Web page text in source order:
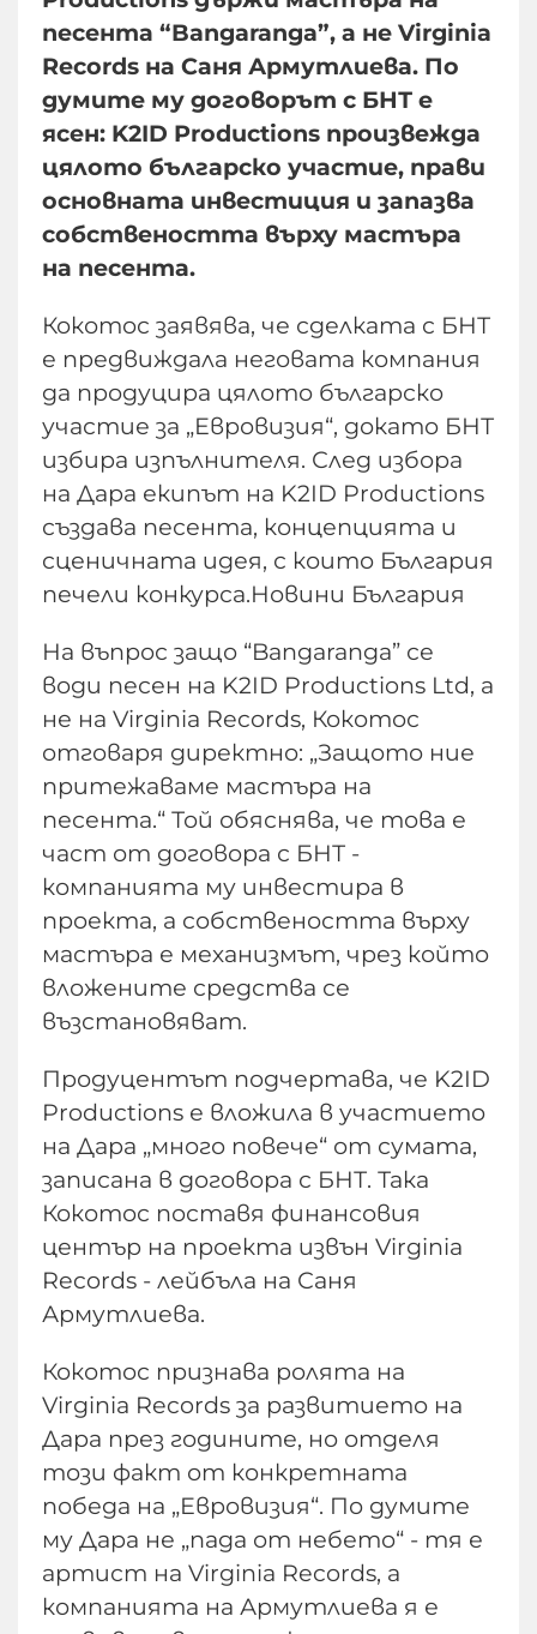
песента “Bangaranga”, а не Virginia
Records на Саня Армутлиева. По
думите му договорът с БНТ е
ясен: K2ID Productions произвежда
цялото българско участие, прави
основната инвестиция и запазва
собствеността върху мастъра
на песента.
Кокотос заявява, че сделката с БНТ
е предвиждала неговата компания
да продуцира цялото българско
участие за „Евровизия“, докато БНТ
избира изпълнителя. След избора
на Дара екипът на K2ID Productions
създава песента, концепцията и
сценичната идея, с които България
печели конкурса.Новини България
На въпрос защо “Bangaranga” се
води песен на K2ID Productions Ltd, а
не на Virginia Records, Кокотос
отговаря директно: „Защото ние
притежаваме мастъра на
песента.“ Той обяснява, че това е
част от договора с БНТ -
компанията му инвестира в
проекта, а собствеността върху
мастъра е механизмът, чрез който
вложените средства се
възстановяват.
Продуцентът подчертава, че K2ID
Productions е вложила в участието
на Дара „много повече“ от сумата,
записана в договора с БНТ. Така
Кокотос поставя финансовия
център на проекта извън Virginia
Records - лейбъла на Саня
Армутлиева.
Кокотос признава ролята на
Virginia Records за развитието на
Дара през годините, но отделя
този факт от конкретната
победа на „Евровизия“. По думите
му Дара не „пада от небето“ - тя е
артист на Virginia Records, а
компанията на Армутлиева я е